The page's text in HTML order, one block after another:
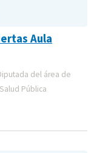
Aula
del área de
Pública